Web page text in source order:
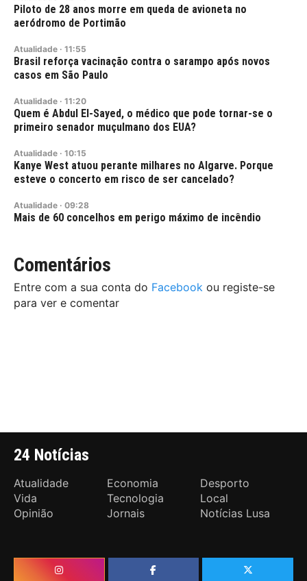
Piloto de 28 anos morre em queda de avioneta no
aeródromo de Portimão
Atualidade · 11:55
Brasil reforça vacinação contra o sarampo após novos
casos em São Paulo
Atualidade · 11:20
Quem é Abdul El-Sayed, o médico que pode tornar-se o
primeiro senador muçulmano dos EUA?
Atualidade · 10:15
Kanye West atuou perante milhares no Algarve. Porque
esteve o concerto em risco de ser cancelado?
Atualidade · 09:28
Mais de 60 concelhos em perigo máximo de incêndio
Comentários
Entre com a sua conta do Facebook ou registe-se
para ver e comentar
24 Notícias
Atualidade Economia
Desporto
Vida
Tecnologia
Local
Opinião
Jornais Notícias Lusa